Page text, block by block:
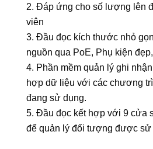
Đáp ứng cho số lượng lên
viên
Đầu đọc kích thước nhỏ
nguồn qua PoE, Phụ kiện
Phần mềm quản lý ghi
hợp dữ liệu với các chương
đang sử dụng.
Đầu đọc kết hợp với 9 cửa
để quản lý đối tượng được sử